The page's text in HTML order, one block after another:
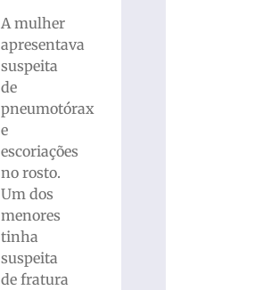
A mulher
apresentava
suspeita
de
pneumotórax
e
escoriações
no rosto.
Um dos
menores
tinha
suspeita
de fratura